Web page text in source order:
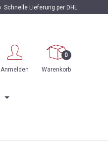
Schnelle Lieferung per DHL
Anmelden
0
Warenkorb